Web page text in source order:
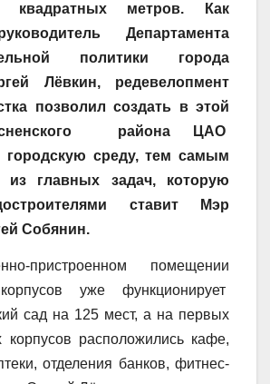
квадратных метров. Как
Департамента
политики города
Лёвкин, редевелопмент
позволил создать в этой
района ЦАО
среду, тем самым
главных задач, которую
ставит Мэр
Собянин.
пристроенном помещении
уже функционирует
сад на 125 мест, а на первых
корпусов расположились кафе,
отделения банков, фитнес-